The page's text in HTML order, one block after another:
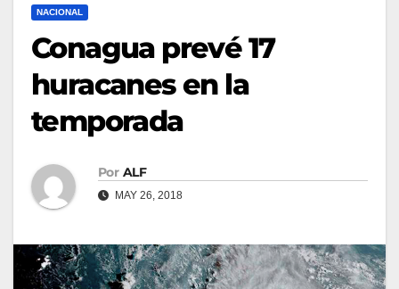
NACIONAL
Conagua prevé 17
huracanes en la
temporada
Por ALF
MAY 26, 2018